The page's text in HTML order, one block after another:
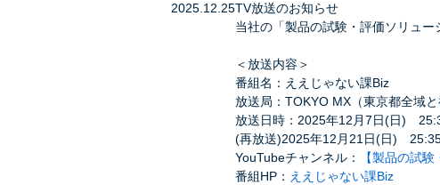
2025.12.25TV放送のお知らせ
当社の「製品の試験・評価ソリュ
＜放送内容＞
番組名：ええじゃない課Biz
放送局：TOKYO MX（東京都全域
放送日時：2025年12月7日(日)
(再放送)2025年12月21日(日) 25:35
YouTubeチャンネル：
【製品の試
番組HP： ええじゃない課Biz